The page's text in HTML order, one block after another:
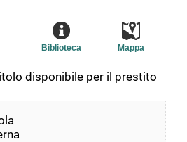
Mappa
Biblioteca
disponibile per il prestito